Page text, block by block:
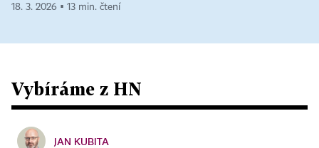
18. 3. 2026 ▪ 13 min. čtení
Vybíráme z HN
JAN KUBITA